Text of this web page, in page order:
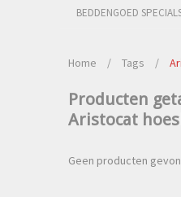
BEDDENGOED
Home / Tags /
Producten
Aristocat
Geen producten